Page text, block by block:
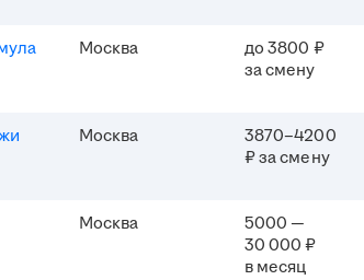
Москва
до 3800 ₽
за смену
Москва
3870–4200
₽ за смену
Москва
5000 —
30 000 ₽
в месяц